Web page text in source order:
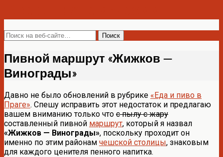
Пивной маршрут «Жижков —
Винограды»
Давно не было обновлений в рубрике «Еда и пиво в
Праге». Спешу исправить этот недостаток и предлагаю
вашем вниманию только что с пылу с жару
составленный пивной маршрут, который я назвал
«Жижков — Винограды», поскольку проходит он
именно по этим районам чешской столицы, знаковым
для каждого ценителя пенного напитка.